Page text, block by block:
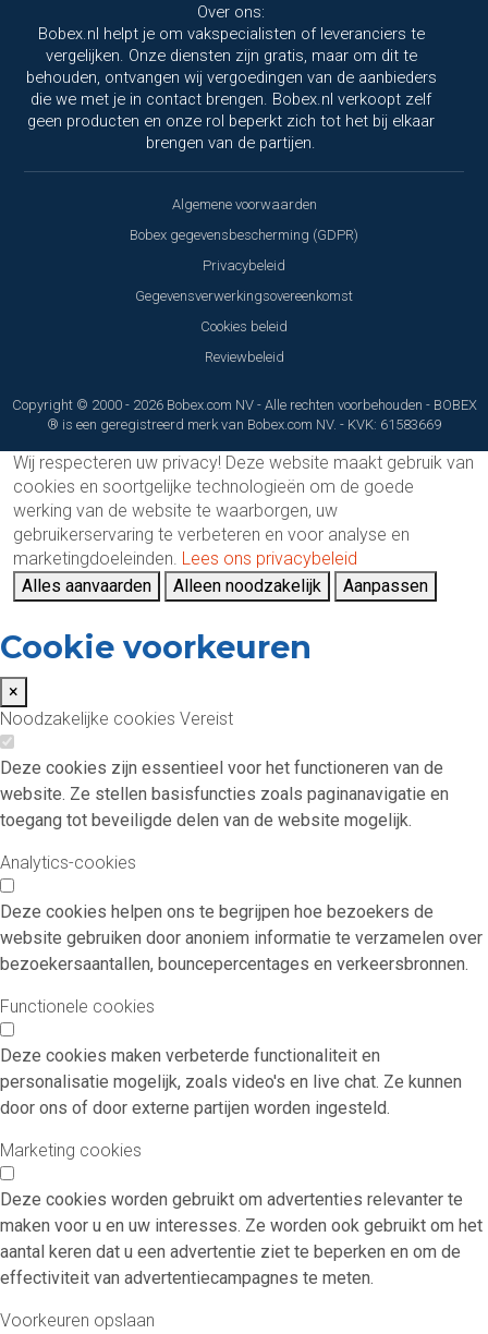
Over ons:
Bobex.nl helpt je om vakspecialisten of leveranciers te
vergelijken. Onze diensten zijn gratis, maar om dit te
behouden, ontvangen wij vergoedingen van de aanbieders
die we met je in contact brengen. Bobex.nl verkoopt zelf
geen producten en onze rol beperkt zich tot het bij elkaar
brengen van de partijen.
Algemene voorwaarden
Bobex gegevensbescherming (GDPR)
Privacybeleid
Gegevensverwerkingsovereenkomst
Cookies beleid
Reviewbeleid
Copyright © 2000 - 2026 Bobex.com NV - Alle rechten voorbehouden - BOBEX
® is een geregistreerd merk van Bobex.com NV. - KVK: 61583669
Wij respecteren uw privacy! Deze website maakt gebruik van
cookies en soortgelijke technologieën om de goede
werking van de website te waarborgen, uw
gebruikerservaring te verbeteren en voor analyse en
marketingdoeleinden. Lees ons privacybeleid
Alles aanvaarden
Alleen noodzakelijk Aanpassen
Cookie voorkeuren
×
Noodzakelijke cookies Vereist
Deze cookies zijn essentieel voor het functioneren van de
website. Ze stellen basisfuncties zoals paginanavigatie en
toegang tot beveiligde delen van de website mogelijk.
Analytics-cookies
Deze cookies helpen ons te begrijpen hoe bezoekers de
website gebruiken door anoniem informatie te verzamelen over
bezoekersaantallen, bouncepercentages en verkeersbronnen.
Functionele cookies
Deze cookies maken verbeterde functionaliteit en
personalisatie mogelijk, zoals video's en live chat. Ze kunnen
door ons of door externe partijen worden ingesteld.
Marketing cookies
Deze cookies worden gebruikt om advertenties relevanter te
maken voor u en uw interesses. Ze worden ook gebruikt om het
aantal keren dat u een advertentie ziet te beperken en om de
effectiviteit van advertentiecampagnes te meten.
Voorkeuren opslaan